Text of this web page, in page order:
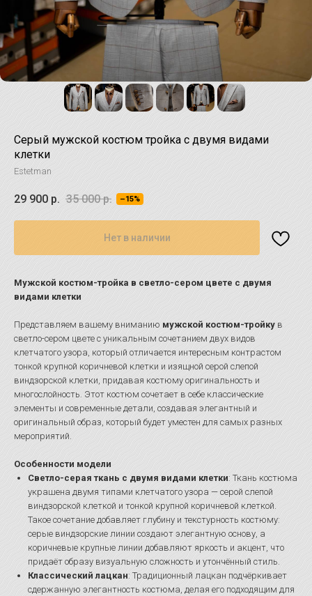
Серый мужской костюм тройка с двумя видами
клетки
Estetman
29 900 р. 35 000 р. –15%
Нет в наличии
Мужской костюм-тройка в светло-сером цвете с двумя
видами клетки
Представляем вашему вниманию мужской костюм-тройку в
светло-сером цвете с уникальным сочетанием двух видов
клетчатого узора, который отличается интересным контрастом
тонкой крупной коричневой клетки и изящной серой слепой
виндзорской клетки, придавая костюму оригинальность и
многослойность. Этот костюм сочетает в себе классические
элементы и современные детали, создавая элегантный и
оригинальный образ, который будет уместен для самых разных
мероприятий.
Особенности модели
Светло-серая ткань с двумя видами клетки: Ткань костюма
украшена двумя типами клетчатого узора — серой слепой
виндзорской клеткой и тонкой крупной коричневой клеткой.
Такое сочетание добавляет глубину и текстурность костюму:
серые виндзорские линии создают элегантную основу, а
коричневые крупные линии добавляют яркость и акцент, что
придаёт образу визуальную сложность и утончённый стиль.
Классический лацкан: Традиционный лацкан подчёркивает
сдержанную элегантность костюма, делая его подходящим для